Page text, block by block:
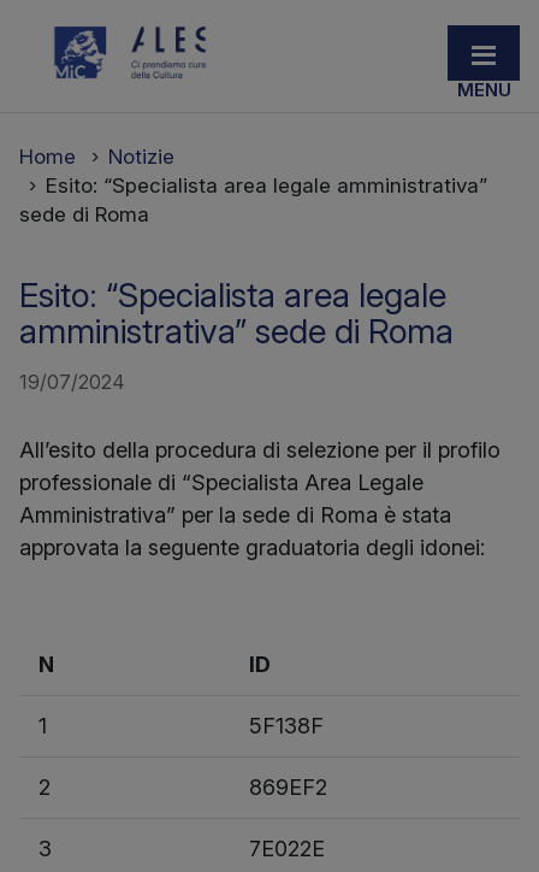
Home
Notizie
Esito: “Specialista area legale amministrativa”
sede di Roma
Esito: “Specialista area legale
amministrativa” sede di Roma
19/07/2024
All’esito della procedura di selezione per il profilo
professionale di “Specialista Area Legale
Amministrativa” per la sede di Roma è stata
approvata la seguente graduatoria degli idonei:
N ID
1 5F138F
2 869EF2
3 7E022E